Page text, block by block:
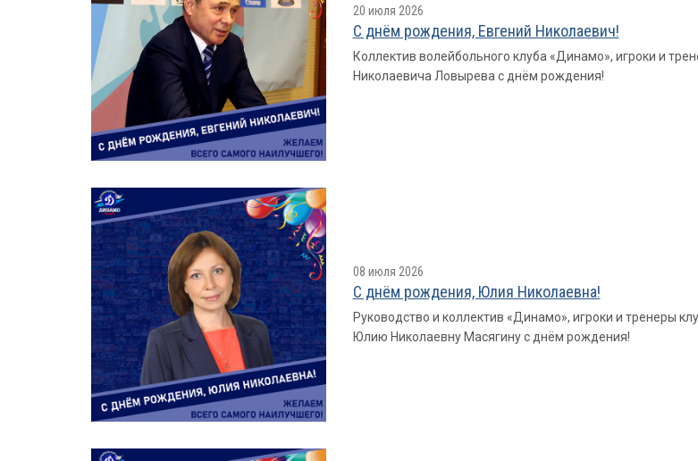
20 июля 2026
С днём рождения, Евгений Николаевич!
Коллектив волейбольного клуба «Динамо», игроки и
Николаевича Ловырева с днём рождения!
08 июля 2026
С днём рождения, Юлия Николаевна!
Руководство и коллектив «Динамо», игроки и тренеры
Юлию Николаевну Масягину с днём рождения!